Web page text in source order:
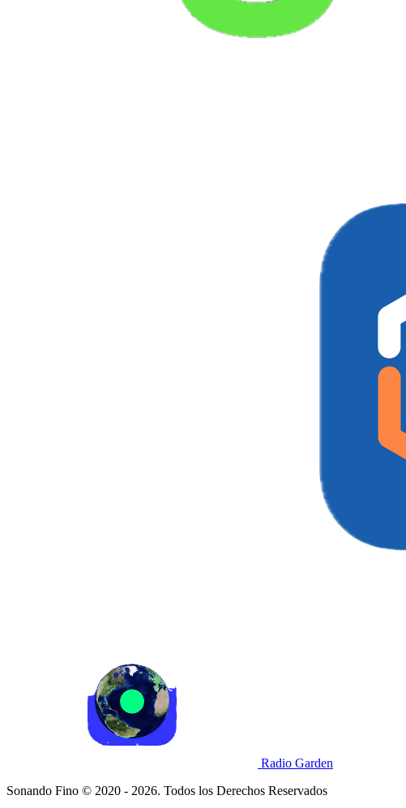
Radio Garden
Sonando Fino © 2020 - 2026. Todos los Derechos Reservados